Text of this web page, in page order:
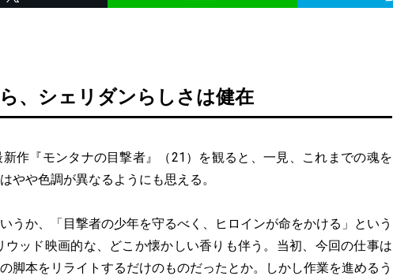
、シェリダンらしさは健在
作『モンタナの目撃者』（21）を観ると、一見、これまでの魂を
やや色調が異なるようにも思える。
うか、「目撃者の少年を守るべく、ヒロインが命をかける」という
ウッド映画的な、どこか懐かしい香りも伴う。当初、今回の仕事は
脚本をリライトするだけのものだったとか。しかし作業を進めるう